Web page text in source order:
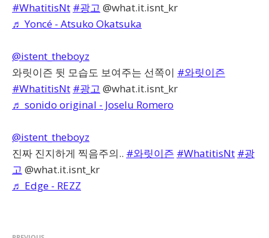
#WhatitisNt #광고 @what.it.isnt_kr
♬ Yoncé - Atsuko Okatsuka
@istent_theboyz
와릿이즌 뒷 모습도 보여주는 선쪽이 #와릿이즌
#WhatitisNt #광고 @what.it.isnt_kr
♬ sonido original - Joselu Romero
@istent_theboyz
진짜 진지하게 찍음주의.. #와릿이즌 #WhatitisNt #광
고 @what.it.isnt_kr
♬ Edge - REZZ